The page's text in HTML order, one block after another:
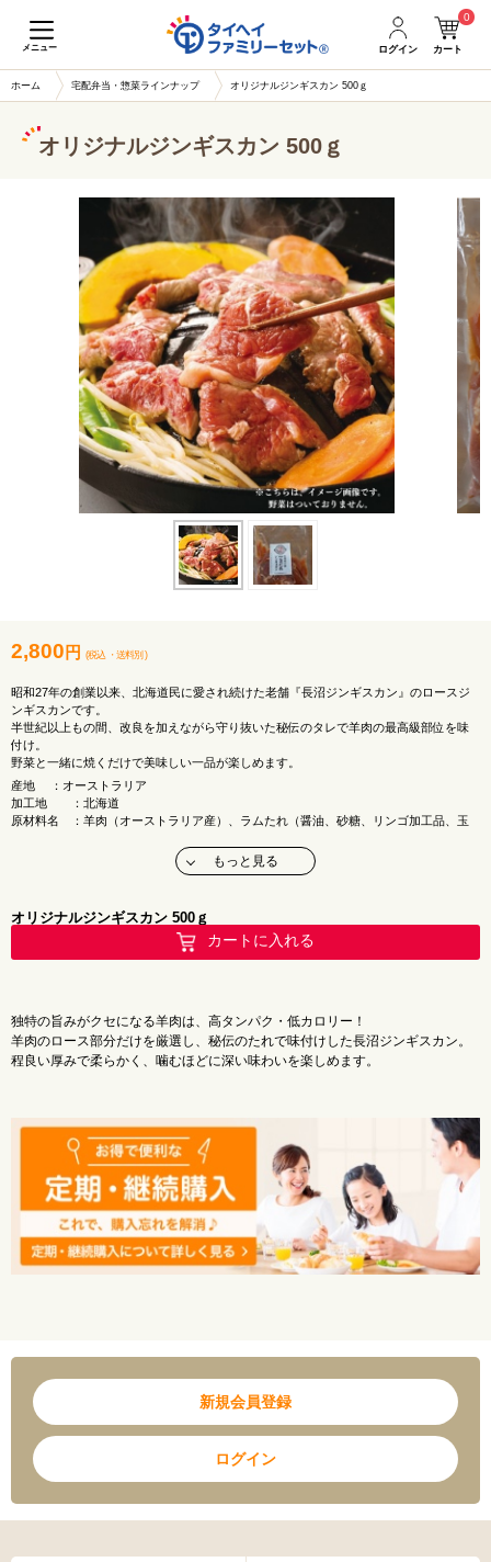
メニュー ログイン カート
0
ホーム 宅配弁当・惣菜ラインナップ オリジナルジンギスカン 500ｇ
オリジナルジンギスカン 500ｇ
2,800 円 (税込 ・ 送料別 )
昭和27年の創業以来、北海道民に愛され続けた老舗『長沼ジンギスカン』のロースジ
ンギスカンです。
半世紀以上もの間、改良を加えながら守り抜いた秘伝のタレで羊肉の最高級部位を味
付け。
野菜と一緒に焼くだけで美味しい一品が楽しめます。
産地 ：オーストラリア
加工地 ：北海道
原材料名 ：羊肉（オーストラリア産）、ラムたれ（醤油、砂糖、リンゴ加工品、玉
ソース（醤油、米発酵調味料、砂糖混合異性化液糖、玉ねぎ、ガーリック、ジンジャ
ー、オニオンエキス、レモン果汁、陳皮）/増粘剤（加工澱粉、キサンタンガム）、調
アレルゲン：小麦、大豆
保存温度 ：要冷凍（-18度以下）
※北海道から直送のため、お届け日のご指定が出来かねます。商品はご注文より1週間
～2０日を目安にお届けいたします。また、お時間帯はご指定いただけますが目安とな
りますので、ご了承ください。
せてご購入することができません。ご了承ください。
もっと見る
オリジナルジンギスカン 500ｇ
カートに入れる
独特の旨みがクセになる羊肉は、高タンパク・低カロリー！
羊肉のロース部分だけを厳選し、秘伝のたれで味付けした長沼ジンギスカン。
程良い厚みで柔らかく、噛むほどに深い味わいを楽しめます。
新規会員登録
ログイン